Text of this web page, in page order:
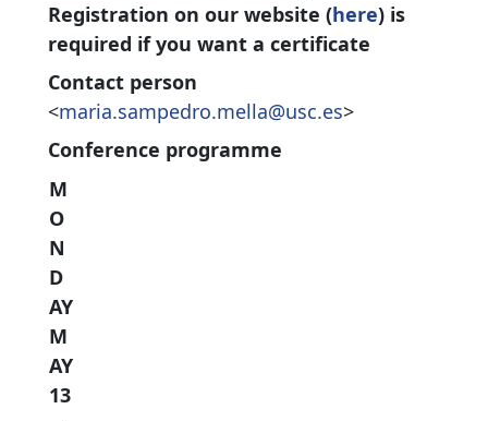
Registration on our website (here) is
required if you want a certificate
Contact person
<maria.sampedro.mella@usc.es>
Conference programme
M
O
N
D
AY
M
AY
13